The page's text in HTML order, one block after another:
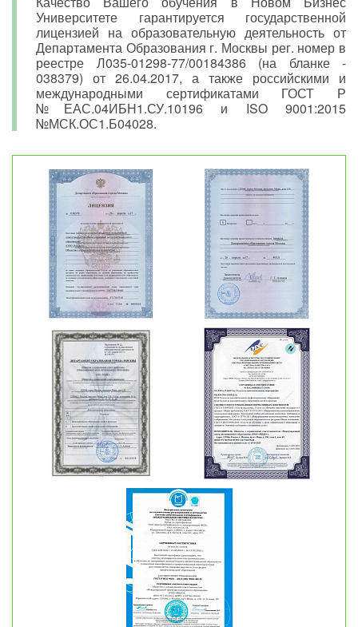
Университете гарантируется государственной
лицензией на образовательную деятельность от
Департамента Образования г. Москвы рег. номер в
реестре Л035-01298-77/00184386 (на бланке -
038379) от 26.04.2017, а также российскими и
международными сертификатами ГОСТ Р
№ЕАС.04ИБН1.СУ.10196 и ISO 9001:2015
№МСК.ОС1.Б04028.